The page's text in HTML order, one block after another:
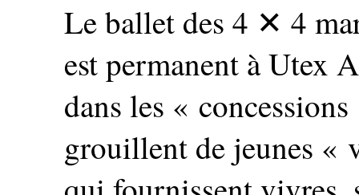
Le ballet des 4 ✕ 4
est permanent à Utex
dans les «
grouillent de jeunes «